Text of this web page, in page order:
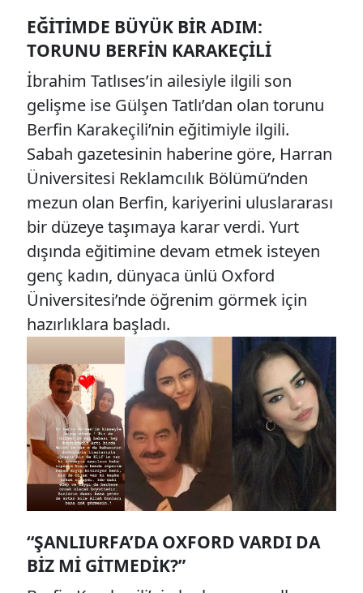
EĞITIMDE BÜYÜK BIR ADIM:
TORUNU BERFIN KARAKEÇILI
İbrahim Tatlıses’in ailesiyle ilgili son
gelişme ise Gülşen Tatlı’dan olan torunu
Berfin Karakeçili’nin eğitimiyle ilgili.
Sabah gazetesinin haberine göre, Harran
Üniversitesi Reklamcılık Bölümü’nden
mezun olan Berfin, kariyerini uluslararası
bir düzeye taşımaya karar verdi. Yurt
dışında eğitimine devam etmek isteyen
genç kadın, dünyaca ünlü Oxford
Üniversitesi’nde öğrenim görmek için
hazırlıklara başladı.
“ŞANLIURFA’DA OXFORD VARDI DA
BIZ MI GITMEDIK?”